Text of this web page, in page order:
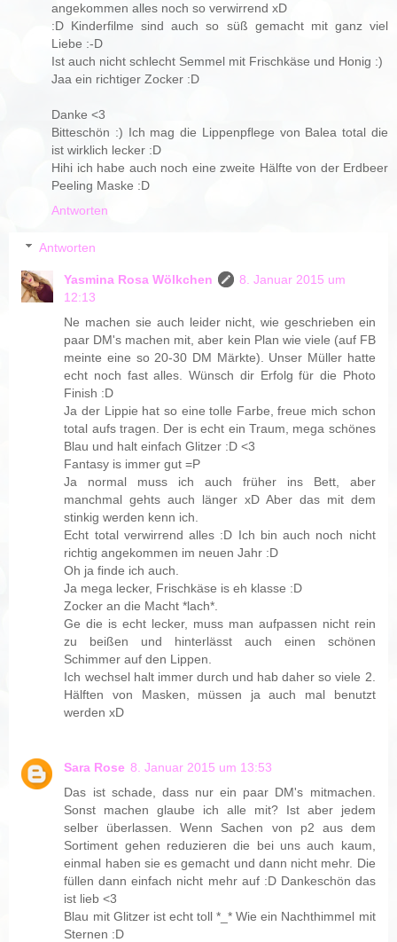
angekommen alles noch so verwirrend xD
:D Kinderfilme sind auch so süß gemacht mit ganz viel
Liebe :-D
Ist auch nicht schlecht Semmel mit Frischkäse und Honig :)
Jaa ein richtiger Zocker :D
Danke <3
Bitteschön :) Ich mag die Lippenpflege von Balea total die
ist wirklich lecker :D
Hihi ich habe auch noch eine zweite Hälfte von der Erdbeer
Peeling Maske :D
Antworten
Antworten
Yasmina Rosa Wölkchen
8. Januar 2015 um
12:13
Ne machen sie auch leider nicht, wie geschrieben ein
paar DM's machen mit, aber kein Plan wie viele (auf FB
meinte eine so 20-30 DM Märkte). Unser Müller hatte
echt noch fast alles. Wünsch dir Erfolg für die Photo
Finish :D
Ja der Lippie hat so eine tolle Farbe, freue mich schon
total aufs tragen. Der is echt ein Traum, mega schönes
Blau und halt einfach Glitzer :D <3
Fantasy is immer gut =P
Ja normal muss ich auch früher ins Bett, aber
manchmal gehts auch länger xD Aber das mit dem
stinkig werden kenn ich.
Echt total verwirrend alles :D Ich bin auch noch nicht
richtig angekommen im neuen Jahr :D
Oh ja finde ich auch.
Ja mega lecker, Frischkäse is eh klasse :D
Zocker an die Macht *lach*.
Ge die is echt lecker, muss man aufpassen nicht rein
zu beißen und hinterlässt auch einen schönen
Schimmer auf den Lippen.
Ich wechsel halt immer durch und hab daher so viele 2.
Hälften von Masken, müssen ja auch mal benutzt
werden xD
Sara Rose 8. Januar 2015 um 13:53
Das ist schade, dass nur ein paar DM's mitmachen.
Sonst machen glaube ich alle mit? Ist aber jedem
selber überlassen. Wenn Sachen von p2 aus dem
Sortiment gehen reduzieren die bei uns auch kaum,
einmal haben sie es gemacht und dann nicht mehr. Die
füllen dann einfach nicht mehr auf :D Dankeschön das
ist lieb <3
Blau mit Glitzer ist echt toll *_* Wie ein Nachthimmel mit
Sternen :D